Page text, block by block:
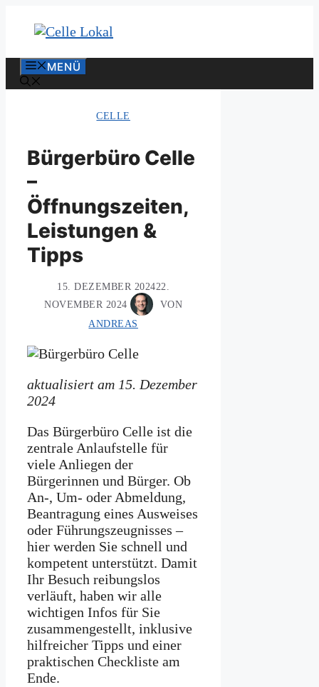
Inhalt
MENÜ
CELLE
Bürgerbüro Celle
–
Öffnungszeiten,
Leistungen &
Tipps
15. DEZEMBER 202422.
NOVEMBER 2024
VON
ANDREAS
aktualisiert am 15. Dezember
2024
Das Bürgerbüro Celle ist die
zentrale Anlaufstelle für
viele Anliegen der
Bürgerinnen und Bürger. Ob
An-, Um- oder Abmeldung,
Beantragung eines Ausweises
oder Führungszeugnisses –
hier werden Sie schnell und
kompetent unterstützt. Damit
Ihr Besuch reibungslos
verläuft, haben wir alle
wichtigen Infos für Sie
zusammengestellt, inklusive
hilfreicher Tipps und einer
praktischen Checkliste am
Ende.